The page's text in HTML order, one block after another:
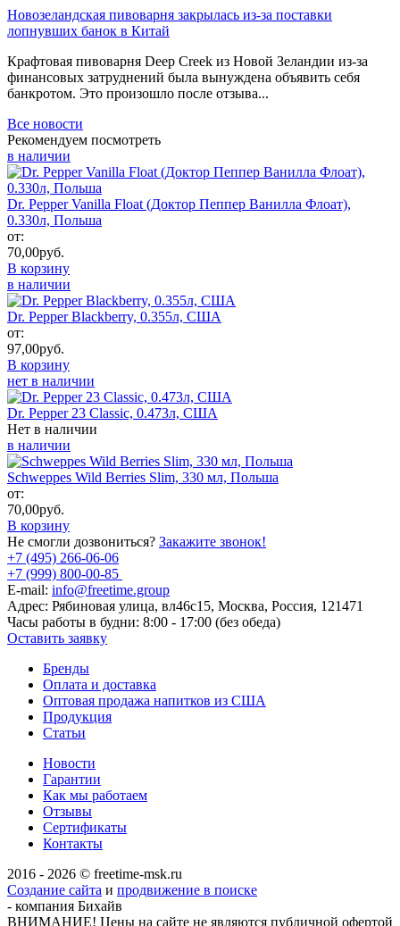
Новозеландская пивоварня закрылась из-за поставки
лопнувших банок в Китай
Крафтовая пивоварня Deep Creek из Новой Зеландии из-за
финансовых затруднений была вынуждена объявить себя
банкротом. Это произошло после отзыва...
Все новости
Рекомендуем посмотреть
в наличии
Dr. Pepper Vanilla Float (Доктор Пеппер Ванилла Флоат),
0.330л, Польша
от:
70,00руб.
В корзину
в наличии
Dr. Pepper Blackberry, 0.355л, США
от:
97,00руб.
В корзину
нет в наличии
Dr. Pepper 23 Classic, 0.473л, США
Нет в наличии
в наличии
Schweppes Wild Berries Slim, 330 мл, Польша
от:
70,00руб.
В корзину
Не смогли дозвониться? Закажите звонок!
+7 (495) 266-06-06
+7 (999) 800-00-85
E-mail: info@freetime.group
Адрес: Рябиновая улица, вл46с15, Москва, Россия, 121471
Часы работы в будни: 8:00 - 17:00 (без обеда)
Оставить заявку
Бренды
Оплата и доставка
Оптовая продажа напитков из США
Продукция
Статьи
Новости
Гарантии
Как мы работаем
Отзывы
Сертификаты
Контакты
2016 - 2026 © freetime-msk.ru
Создание сайта и продвижение в поиске
- компания Бихайв
ВНИМАНИЕ! Цены на сайте не являются публичной офертой